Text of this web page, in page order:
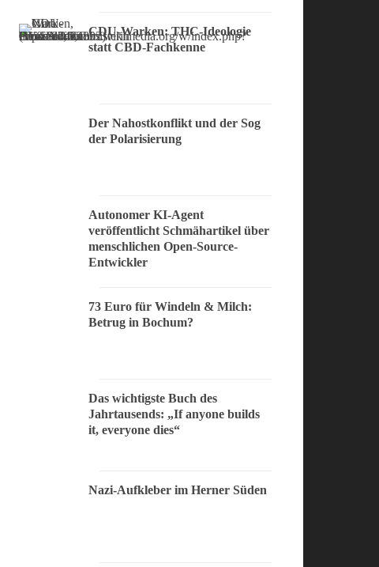
CDU-Warken: THC-Ideologie
statt CBD-Fachkenne
Der Nahostkonflikt und der Sog
der Polarisierung
Autonomer KI-Agent
veröffentlicht Schmähartikel über
menschlichen Open-Source-
Entwickler
73 Euro für Windeln & Milch:
Betrug in Bochum?
Das wichtigste Buch des
Jahrtausends: „If anyone builds
it, everyone dies“
Nazi-Aufkleber im Herner Süden